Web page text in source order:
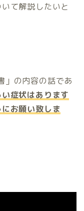
て解説したいと
」の内容の話であ
症状はあります
お願い致しま